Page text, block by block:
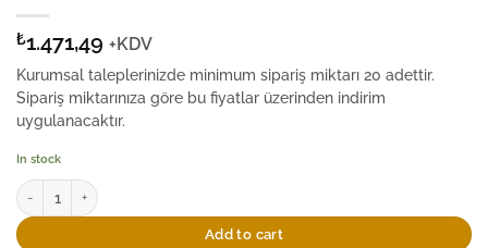
₺1.471,49 +KDV
Kurumsal taleplerinizde minimum sipariş miktarı 20 adettir.
Sipariş miktarınıza göre bu fiyatlar üzerinden indirim
uygulanacaktır.
In stock
Elsanat Saray Serisi Tiryaki Çay Sunum Seti quantity
Add to cart